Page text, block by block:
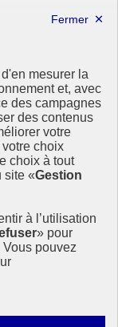
mesurer la
et, avec
des campagnes
des contenus
votre
choix
choix à tout
site «Gestion
à l’utilisation
» pour
pouvez
l’Agenda
la mobilisation de